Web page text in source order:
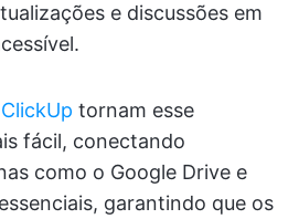
e discussões em
tornam esse
fácil, conectando
como o Google Drive e
garantindo que os